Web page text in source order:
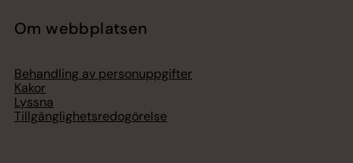
Om webbplatsen
Behandling av personuppgifter
Kakor
Lyssna
Tillgänglighetsredogörelse